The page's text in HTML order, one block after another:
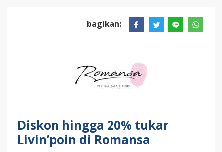
bagikan:
Diskon hingga 20% tukar
Livin’poin di Romansa